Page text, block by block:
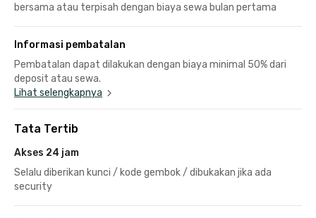
bersama atau terpisah dengan biaya sewa bulan pertama
Informasi pembatalan
Pembatalan dapat dilakukan dengan biaya minimal 50% dari
deposit atau sewa.
Lihat selengkapnya
Tata Tertib
Akses 24 jam
Selalu diberikan kunci / kode gembok / dibukakan jika ada
security